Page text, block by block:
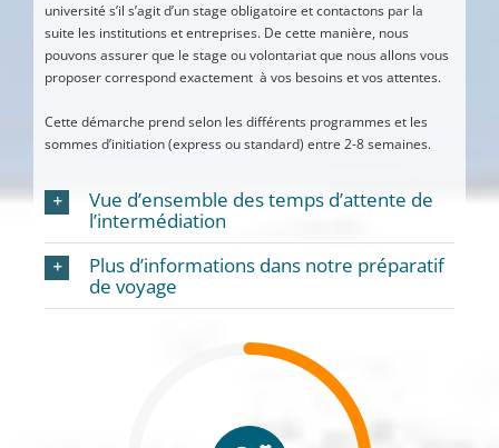
université s’il s’agit d’un stage obligatoire et contactons par la
suite les institutions et entreprises. De cette manière, nous
pouvons assurer que le stage ou volontariat que nous allons vous
proposer correspond exactement à vos besoins et vos attentes.
Cette démarche prend selon les différents programmes et les
sommes d’initiation (express ou standard) entre 2-8 semaines.
Vue d’ensemble des temps d’attente de
l’intermédiation
Plus d’informations dans notre préparatif
de voyage